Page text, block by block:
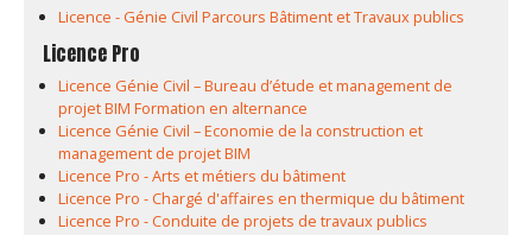
Licence - Génie Civil Parcours Bâtiment et Travaux publics
Licence Pro
Licence Génie Civil – Bureau d’étude et management de
projet BIM Formation en alternance
Licence Génie Civil – Economie de la construction et
management de projet BIM
Licence Pro - Arts et métiers du bâtiment
Licence Pro - Chargé d'affaires en thermique du bâtiment
Licence Pro - Conduite de projets de travaux publics